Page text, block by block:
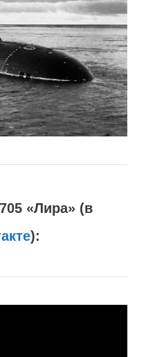
«Лира» (в
):